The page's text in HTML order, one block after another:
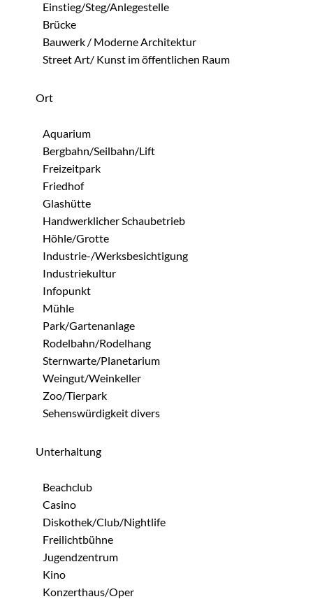
Einstieg/Steg/Anlegestelle
Brücke
Bauwerk / Moderne Architektur
Street Art/ Kunst im öffentlichen Raum
Ort
Aquarium
Bergbahn/Seilbahn/Lift
Freizeitpark
Friedhof
Glashütte
Handwerklicher Schaubetrieb
Höhle/Grotte
Industrie-/Werksbesichtigung
Industriekultur
Infopunkt
Mühle
Park/Gartenanlage
Rodelbahn/Rodelhang
Sternwarte/Planetarium
Weingut/Weinkeller
Zoo/Tierpark
Sehenswürdigkeit divers
Unterhaltung
Beachclub
Casino
Diskothek/Club/Nightlife
Freilichtbühne
Jugendzentrum
Kino
Konzerthaus/Oper